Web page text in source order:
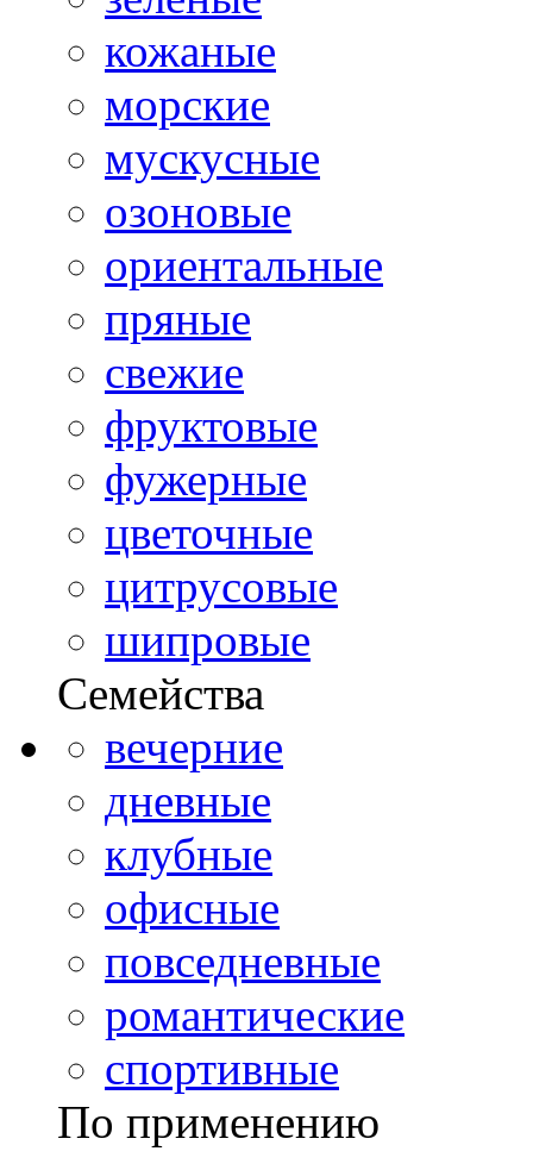
кожаные
морские
мускусные
озоновые
ориентальные
пряные
свежие
фруктовые
фужерные
цветочные
цитрусовые
шипровые
Семейства
вечерние
дневные
клубные
офисные
повседневные
романтические
спортивные
По применению